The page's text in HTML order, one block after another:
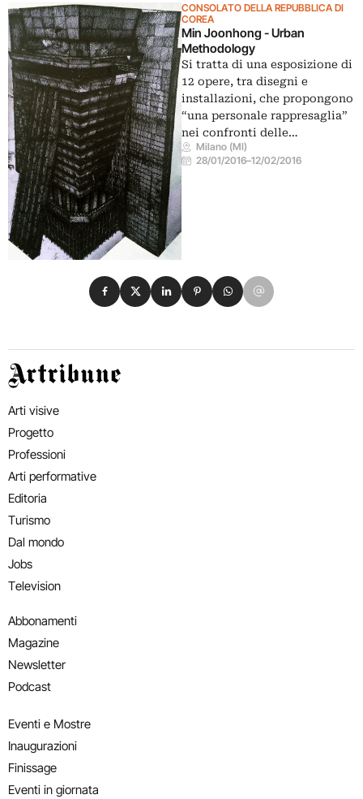
CONSOLATO DELLA REPUBBLICA DI
COREA
Min Joonhong - Urban
Methodology
Si tratta di una esposizione di
12 opere, tra disegni e
installazioni, che propongono
“una personale rappresaglia”
nei confronti delle…
Milano (MI)
28/01/2016–12/02/2016
Condividi su Facebook
Condividi su X
Condividi su LinkedIn
Condividi su Pinterest
Condividi su WhatsApp
Condividi su Email
Artribune
Arti visive
Progetto
Professioni
Arti performative
Editoria
Turismo
Dal mondo
Jobs
Television
Abbonamenti
Magazine
Newsletter
Podcast
Eventi e Mostre
Inaugurazioni
Finissage
Eventi in giornata